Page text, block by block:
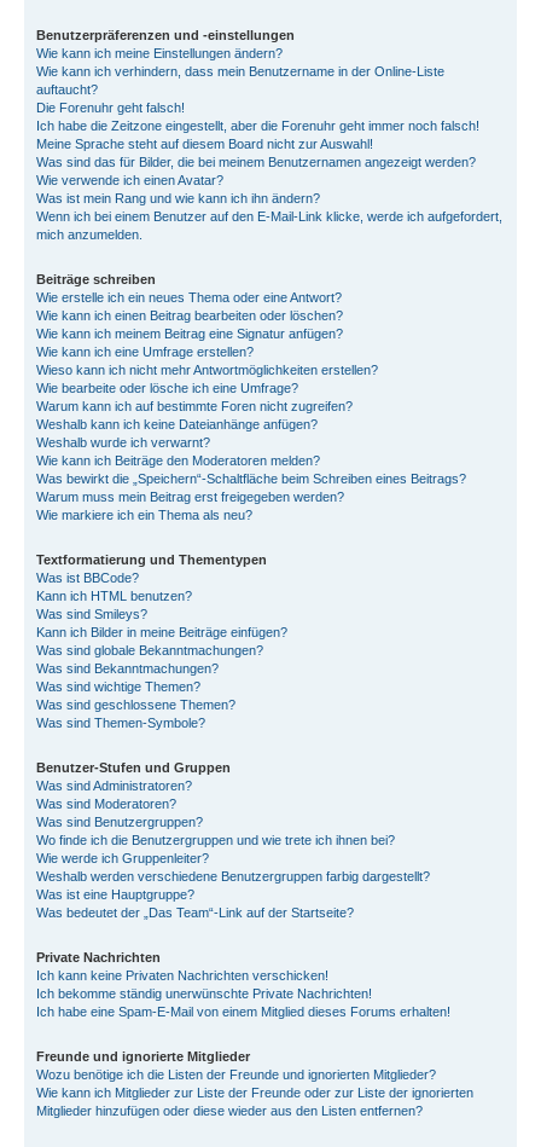
Benutzerpräferenzen und -einstellungen
Wie kann ich meine Einstellungen ändern?
Wie kann ich verhindern, dass mein Benutzername in der Online-Liste
auftaucht?
Die Forenuhr geht falsch!
Ich habe die Zeitzone eingestellt, aber die Forenuhr geht immer noch falsch!
Meine Sprache steht auf diesem Board nicht zur Auswahl!
Was sind das für Bilder, die bei meinem Benutzernamen angezeigt werden?
Wie verwende ich einen Avatar?
Was ist mein Rang und wie kann ich ihn ändern?
Wenn ich bei einem Benutzer auf den E-Mail-Link klicke, werde ich aufgefordert,
mich anzumelden.
Beiträge schreiben
Wie erstelle ich ein neues Thema oder eine Antwort?
Wie kann ich einen Beitrag bearbeiten oder löschen?
Wie kann ich meinem Beitrag eine Signatur anfügen?
Wie kann ich eine Umfrage erstellen?
Wieso kann ich nicht mehr Antwortmöglichkeiten erstellen?
Wie bearbeite oder lösche ich eine Umfrage?
Warum kann ich auf bestimmte Foren nicht zugreifen?
Weshalb kann ich keine Dateianhänge anfügen?
Weshalb wurde ich verwarnt?
Wie kann ich Beiträge den Moderatoren melden?
Was bewirkt die „Speichern“-Schaltfläche beim Schreiben eines Beitrags?
Warum muss mein Beitrag erst freigegeben werden?
Wie markiere ich ein Thema als neu?
Textformatierung und Thementypen
Was ist BBCode?
Kann ich HTML benutzen?
Was sind Smileys?
Kann ich Bilder in meine Beiträge einfügen?
Was sind globale Bekanntmachungen?
Was sind Bekanntmachungen?
Was sind wichtige Themen?
Was sind geschlossene Themen?
Was sind Themen-Symbole?
Benutzer-Stufen und Gruppen
Was sind Administratoren?
Was sind Moderatoren?
Was sind Benutzergruppen?
Wo finde ich die Benutzergruppen und wie trete ich ihnen bei?
Wie werde ich Gruppenleiter?
Weshalb werden verschiedene Benutzergruppen farbig dargestellt?
Was ist eine Hauptgruppe?
Was bedeutet der „Das Team“-Link auf der Startseite?
Private Nachrichten
Ich kann keine Privaten Nachrichten verschicken!
Ich bekomme ständig unerwünschte Private Nachrichten!
Ich habe eine Spam-E-Mail von einem Mitglied dieses Forums erhalten!
Freunde und ignorierte Mitglieder
Wozu benötige ich die Listen der Freunde und ignorierten Mitglieder?
Wie kann ich Mitglieder zur Liste der Freunde oder zur Liste der ignorierten
Mitglieder hinzufügen oder diese wieder aus den Listen entfernen?